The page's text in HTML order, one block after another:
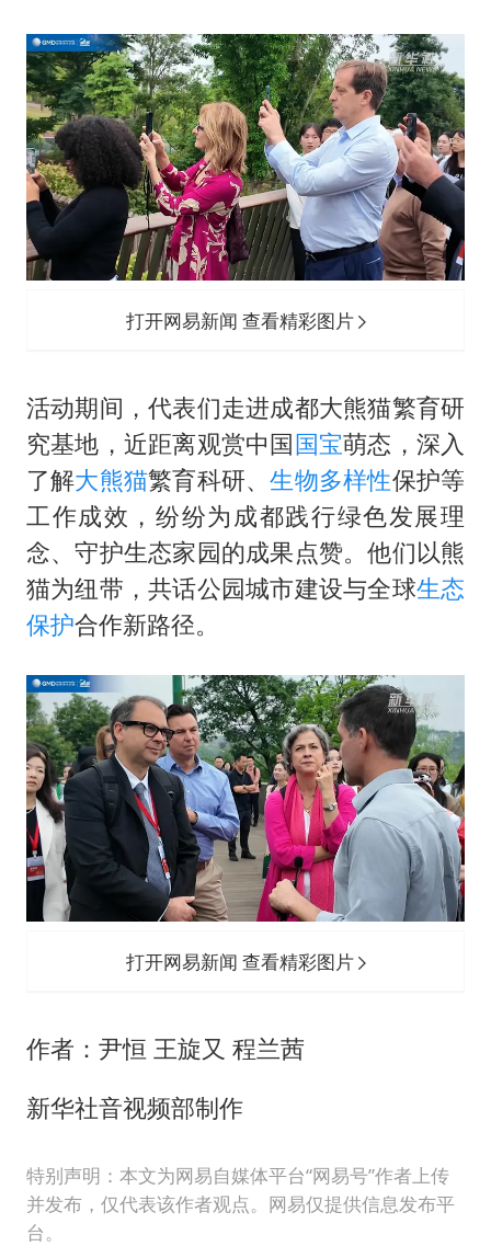
打开网易新闻 查看精彩图片
活动期间，代表们走进成都大熊猫繁育研
究基地，近距离观赏中国国宝萌态，深入
了解大熊猫繁育科研、生物多样性保护等
工作成效，纷纷为成都践行绿色发展理
念、守护生态家园的成果点赞。他们以熊
猫为纽带，共话公园城市建设与全球生态
保护合作新路径。
打开网易新闻 查看精彩图片
作者：尹恒 王旋又 程兰茜
新华社音视频部制作
特别声明：本文为网易自媒体平台“网易号”作者上传
并发布，仅代表该作者观点。网易仅提供信息发布平
台。